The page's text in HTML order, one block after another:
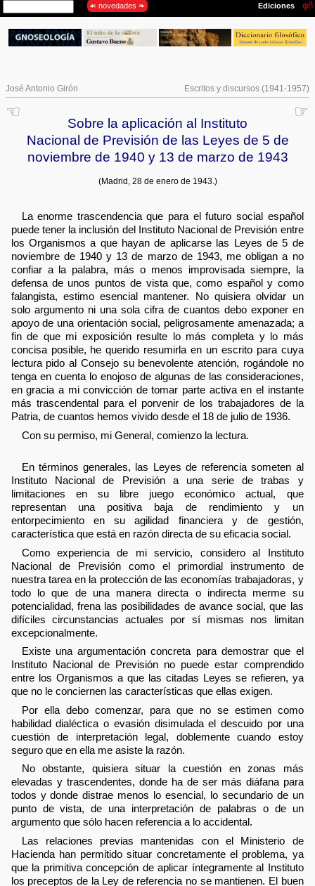
José Antonio Girón Escritos y discursos (1941-1957)
☜ ☞
Sobre la aplicación al Instituto
Nacional de Previsión de las Leyes de 5 de
noviembre de 1940 y 13 de marzo de 1943
(Madrid, 28 de enero de 1943.)
La enorme trascendencia que para el futuro social español
puede tener la inclusión del Instituto Nacional de Previsión entre
los Organismos a que hayan de aplicarse las Leyes de 5 de
noviembre de 1940 y 13 de marzo de 1943, me obligan a no
confiar a la palabra, más o menos improvisada siempre, la
defensa de unos puntos de vista que, como español y como
falangista, estimo esencial mantener. No quisiera olvidar un
solo argumento ni una sola cifra de cuantos debo exponer en
apoyo de una orientación social, peligrosamente amenazada; a
fin de que mi exposición resulte lo más completa y lo más
concisa posible, he querido resumirla en un escrito para cuya
lectura pido al Consejo su benevolente atención, rogándole no
tenga en cuenta lo enojoso de algunas de las consideraciones,
en gracia a mi convicción de tomar parte activa en el instante
más trascendental para el porvenir de los trabajadores de la
Patria, de cuantos hemos vivido desde el 18 de julio de 1936.
Con su permiso, mi General, comienzo la lectura.
En términos generales, las Leyes de referencia someten al
Instituto Nacional de Previsión a una serie de trabas y
limitaciones en su libre juego económico actual, que
representan una positiva baja de rendimiento y un
entorpecimiento en su agilidad financiera y de gestión,
característica que está en razón directa de su eficacia social.
Como experiencia de mi servicio, considero al Instituto
Nacional de Previsión como el primordial instrumento de
nuestra tarea en la protección de las economías trabajadoras, y
todo lo que de una manera directa o indirecta merme su
potencialidad, frena las posibilidades de avance social, que las
difíciles circunstancias actuales por sí mismas nos limitan
excepcionalmente.
Existe una argumentación concreta para demostrar que el
Instituto Nacional de Previsión no puede estar comprendido
entre los Organismos a que las citadas Leyes se refieren, ya
que no le conciernen las características que ellas exigen.
Por ella debo comenzar, para que no se estimen como
habilidad dialéctica o evasión disimulada el descuido por una
cuestión de interpretación legal, doblemente cuando estoy
seguro que en ella me asiste la razón.
No obstante, quisiera situar la cuestión en zonas más
elevadas y trascendentes, donde ha de ser más diáfana para
todos y donde distrae menos lo esencial, lo secundario de un
punto de vista, de una interpretación de palabras o de un
argumento que sólo hacen referencia a lo accidental.
Las relaciones previas mantenidas con el Ministerio de
Hacienda han permitido situar concretamente el problema, ya
que la primitiva concepción de aplicar íntegramente al Instituto
los preceptos de la Ley de referencia no se mantienen. El buen